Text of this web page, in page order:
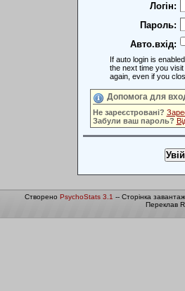
Логін:
Пароль:
Авто.вхід:
If auto login is
the next time you visit this site you will automatically be logged in
again, even if you
Допомога для
Не зареєстровані?
Забули ваш пароль?
Створено PsychoStats 3.1 -- Сторінка
Переклав